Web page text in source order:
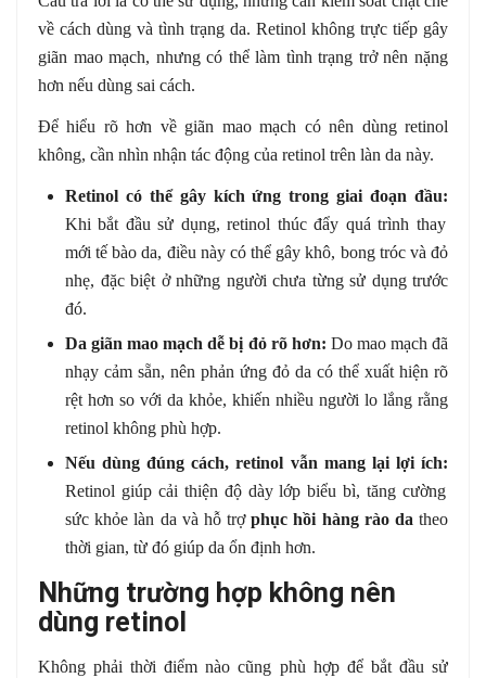
về cách dùng và tình trạng da. Retinol không trực tiếp gây
giãn mao mạch, nhưng có thể làm tình trạng trở nên nặng
hơn nếu dùng sai cách.
Để hiểu rõ hơn về giãn mao mạch có nên dùng retinol
không, cần nhìn nhận tác động của retinol trên làn da này.
Retinol có thể gây kích ứng trong giai đoạn đầu:
Khi bắt đầu sử dụng, retinol thúc đẩy quá trình thay
mới tế bào da, điều này có thể gây khô, bong tróc và đỏ
nhẹ, đặc biệt ở những người chưa từng sử dụng trước
đó.
Da giãn mao mạch dễ bị đỏ rõ hơn: Do mao mạch đã
nhạy cảm sẵn, nên phản ứng đỏ da có thể xuất hiện rõ
rệt hơn so với da khỏe, khiến nhiều người lo lắng rằng
retinol không phù hợp.
Nếu dùng đúng cách, retinol vẫn mang lại lợi ích:
Retinol giúp cải thiện độ dày lớp biểu bì, tăng cường
sức khỏe làn da và hỗ trợphục hồi hàng rào da theo
thời gian, từ đó giúp da ổn định hơn.
Những trường hợp không nên
dùng retinol
Không phải thời điểm nào cũng phù hợp để bắt đầu sử